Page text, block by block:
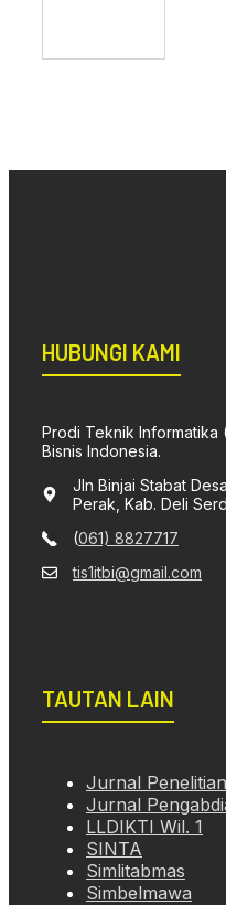
HUBUNGI KAMI
Prodi Teknik Informatika
Bisnis Indonesia.
Jln Binjai Stabat
Perak, Kab. Deli
(061) 8827717
tis1itbi@gmail.com
TAUTAN LAIN
Jurnal
Jurnal
LLDIKTI Wil. 1
SINTA
Simlitabmas
Simbelmawa